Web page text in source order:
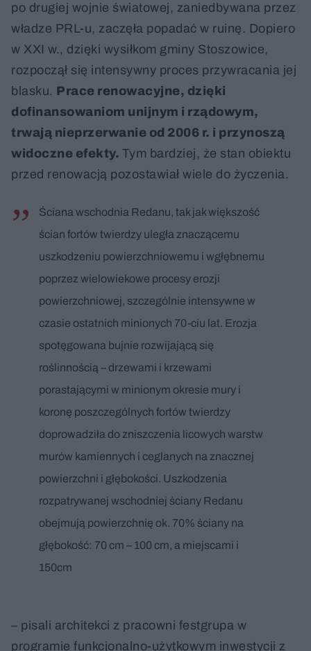
po drugiej wojnie światowej, zaniedbywana przez
władze PRL-u, zaczęła popadać w ruinę. Dopiero
w XXI w., dzięki wysiłkom gminy Stoszowice,
rozpoczął się intensywny proces przywracania jej
blasku. Prace renowacyjne, dzięki
dofinansowaniom unijnym i rządowym,
trwają nieprzerwanie od 2006 r. i przynoszą
widoczne efekty. Tym bardziej, że stan obiektu
przed renowacją pozostawiał wiele do życzenia.
Ściana wschodnia Redanu, tak jak większość
ścian fortów twierdzy uległa znaczącemu
uszkodzeniu powierzchniowemu i wgłębnemu
poprzez wielowiekowe procesy erozji
powierzchniowej, szczególnie intensywne w
czasie ostatnich minionych 70-ciu lat. Erozja
spotęgowana bujnie rozwijającą się
roślinnością – drzewami i krzewami
porastającymi w minionym okresie mury i
koronę poszczególnych fortów twierdzy
doprowadziła do zniszczenia licowych warstw
murów kamiennych i ceglanych na znacznej
powierzchni i głębokości. Uszkodzenia
rozpatrywanej wschodniej ściany Redanu
obejmują powierzchnię ok. 70% ściany na
głębokość: 70 cm – 100 cm, a miejscami i
150cm
– pisali architekci z pracowni festgrupa w
programie funkcjonalno-użytkowym inwestycji z